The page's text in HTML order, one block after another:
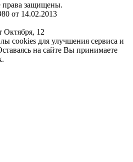
права защищены.
от 14.02.2013
Октября, 12
cookies для улучшения сервиса и
на сайте Вы принимаете